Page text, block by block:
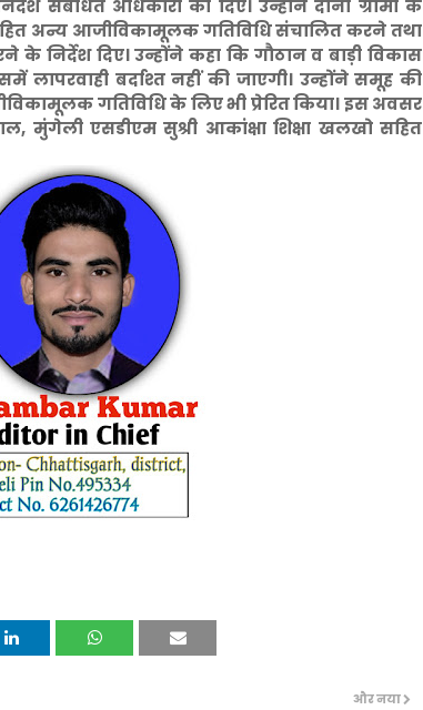
संबंधित अधिकारी को दिए। उन्होंने दोनों ग्रामों के
अन्य आजीविकामूलक गतिविधि संचालित करने तथा
के निर्देश दिए। उन्होंने कहा कि गौठान व बाड़ी विकास
लापरवाही बर्दाश्त नहीं की जाएगी। उन्होंने समूह की
गतिविधि के लिए भी प्रेरित किया। इस अवसर
मुंगेली एसडीएम सुश्री आकांक्षा शिक्षा खलखो सहित
और नया